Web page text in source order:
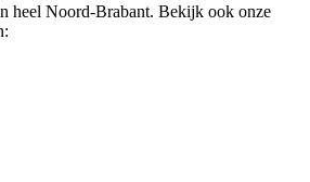
heel Noord-Brabant. Bekijk ook onze